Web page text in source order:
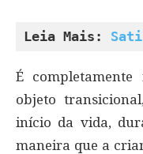
Leia Mais:
É
objeto
início da vida,
maneira que a